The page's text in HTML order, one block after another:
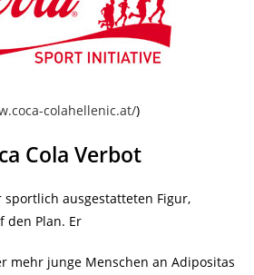
colahellenic.at/)
Cola Verbot
ausgestatteten Figur,
den Plan. Er
mehr junge Menschen an Adipositas